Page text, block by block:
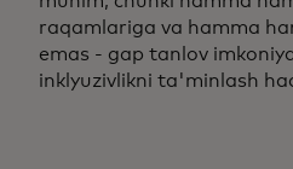
raqamlariga va hamma
emas - gap tanlov
inklyuzivlikni ta'minlash